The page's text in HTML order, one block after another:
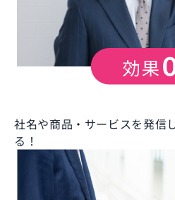
社名や商品・サービスを発信
る！